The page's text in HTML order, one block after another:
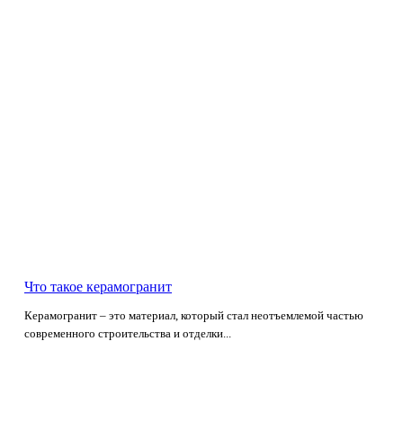
Что такое керамогранит
Керамогранит – это материал, который стал неотъемлемой частью
современного строительства и отделки...